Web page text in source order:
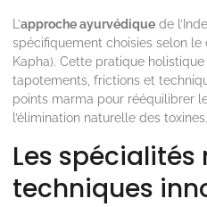
L’approche ayurvédique de
spécifiquement choisies selon le
Kapha). Cette pratique
tapotements, frictions et
points marma pour rééquilibrer
l’élimination naturelle des toxines.
Les
techniques